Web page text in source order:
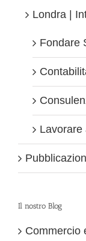
Londra |
Fondare
Lavorare
Il nostro Blog
Commercio